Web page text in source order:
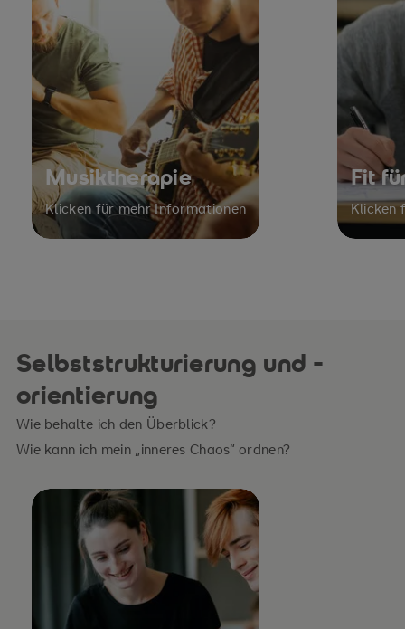
Musiktherapie
Klicken für mehr Informationen
Fit
Klicken
Selbststrukturierung und -
orientierung
Wie behalte ich den Überblick?
Wie kann ich mein „inneres Chaos“ ordnen?